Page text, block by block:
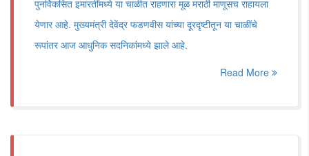
पुनर्विकसित इमारतींमध्ये या चाळीत राहणारा मूळ मराठी माणूसच राहायला
येणार आहे. मुख्यमंत्री देवेंद्र फडणवीस यांच्या दूरदृष्टीतून या चाळींचे
रूपांतर आज आधुनिक सदनिकांमध्ये झाले आहे.
Read More